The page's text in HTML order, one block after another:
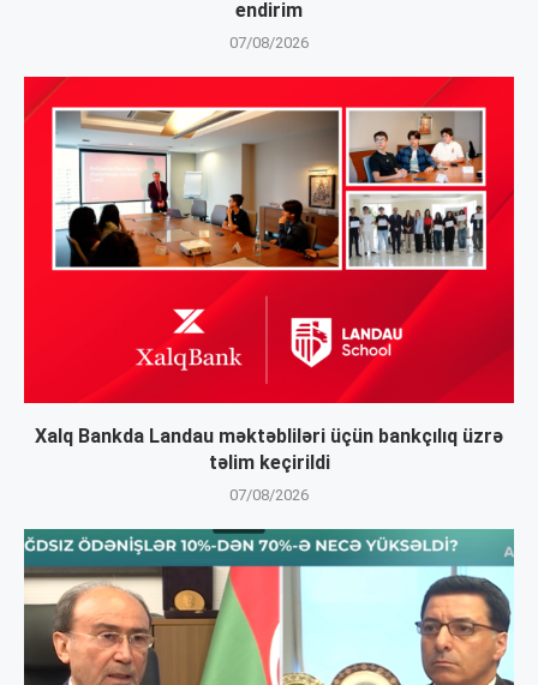
endirim
07/08/2026
Xalq Bankda Landau məktəbliləri üçün bankçılıq üzrə
təlim keçirildi
07/08/2026